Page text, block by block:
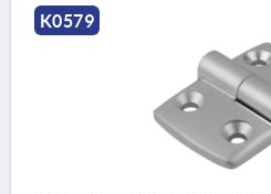
K0579